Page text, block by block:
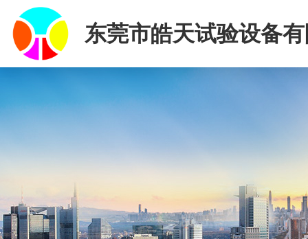
东莞市皓天试验设备